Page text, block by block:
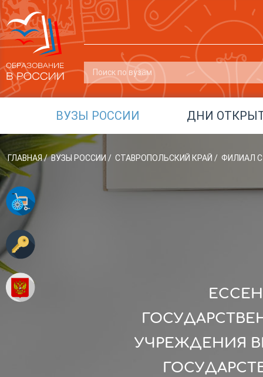
ВУЗЫ РОССИИ ДНИ
ГЛАВНАЯ/ ВУЗЫ РОССИИ / СТАВРОПОЛЬСКИЙ КРАЙ / ФИЛИАЛ
УЧРЕЖДЕНИЯ